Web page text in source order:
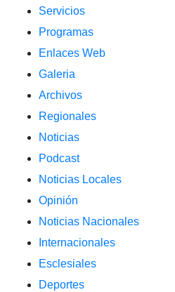
Servicios
Programas
Enlaces Web
Galeria
Archivos
Regionales
Noticias
Podcast
Noticias Locales
Opinión
Noticias Nacionales
Internacionales
Esclesiales
Deportes